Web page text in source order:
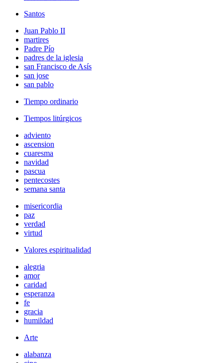
Santos
Juan Pablo II
martires
Padre Pío
padres de la iglesia
san Francisco de Asís
san jose
san pablo
Tiempo ordinario
Tiempos litúrgicos
adviento
ascension
cuaresma
navidad
pascua
pentecostes
semana santa
misericordia
paz
verdad
virtud
Valores espiritualidad
alegria
amor
caridad
esperanza
fe
gracia
humildad
Arte
alabanza